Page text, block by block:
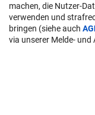
machen, die Nutzer-
verwenden und
bringen (siehe auch
via unserer Melde-